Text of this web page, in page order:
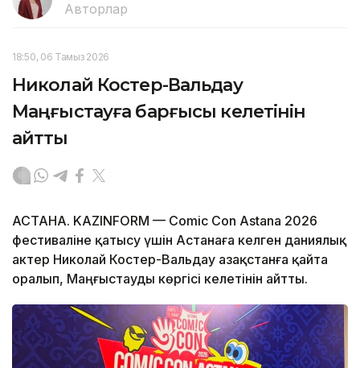
Авторлар
18:50, 06 Тамыз 2026
Николай Костер-Вальдау
Маңғыстауға барғысы келетінін
айтты
АСТАНА. KAZINFORM — Comic Con Astana 2026
фестиваліне қатысу үшін Астанаға келген даниялық
актер Николай Костер-Вальдау Қазақстанға қайта
оралып, Маңғыстауды көргісі келетінін айтты.